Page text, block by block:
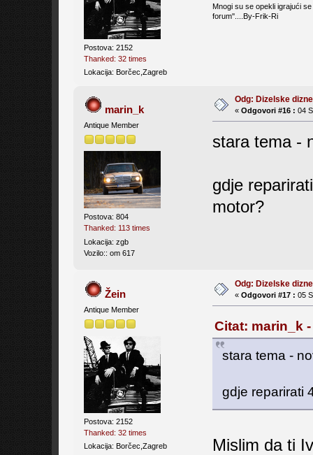
Postova: 2152
Thanked: 32 times
Lokacija: Borčec,Zagreb
Mnogi su se opekli igrajući
forum''....By-Frik-Ri
marin_k
Antique Member
Postova: 804
Thanked: 113 times
Lokacija: zgb
Vozilo:: om 617
Odg: Dizelske
«Odgovori #16 : 04
stara tema -
gdje
motor?
Žein
Antique Member
Postova: 2152
Thanked: 32 times
Lokacija: Borčec,Zagreb
Odg: Dizelske
«Odgovori #17 : 05
Citat: marin_k
stara tema -
gdje reparirati
Mislim da ti